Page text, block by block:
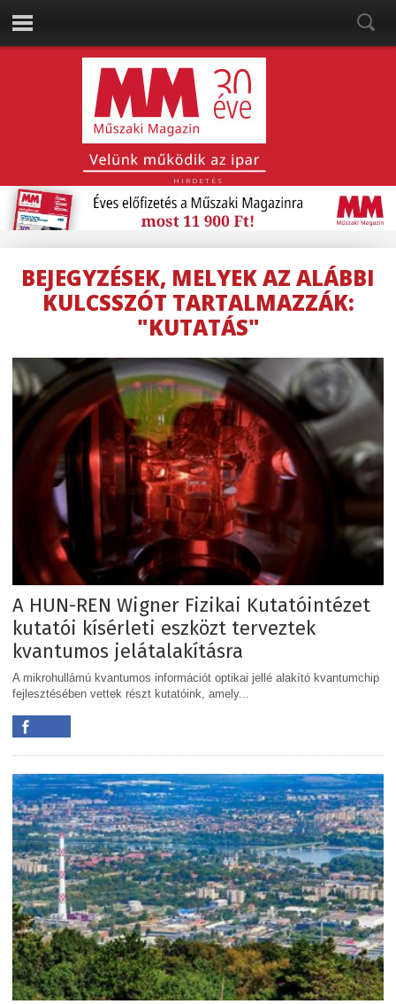
HIRDETÉS
BEJEGYZÉSEK, MELYEK AZ ALÁBBI
KULCSSZÓT TARTALMAZZÁK:
"KUTATÁS"
A HUN-REN Wigner Fizikai Kutatóintézet
kutatói kísérleti eszközt terveztek
kvantumos jelátalakításra
A mikrohullámú kvantumos információt optikai jellé alakító kvantumchip
fejlesztésében vettek részt kutatóink, amely...